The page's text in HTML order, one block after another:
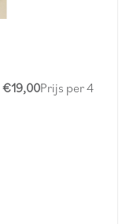
€19,00Prijs per 4